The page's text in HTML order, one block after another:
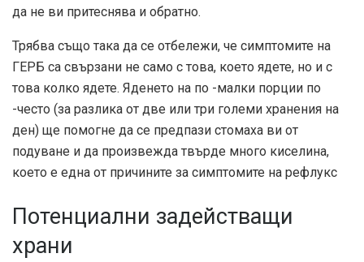
да не ви притеснява и обратно.
Трябва също така да се отбележи, че симптомите на
ГЕРБ са свързани не само с това, което ядете, но и с
това колко ядете. Яденето на по -малки порции по
-често (за разлика от две или три големи хранения на
ден) ще помогне да се предпази стомаха ви от
подуване и да произвежда твърде много киселина,
което е една от причините за симптомите на рефлукс
Потенциални задействащи
храни